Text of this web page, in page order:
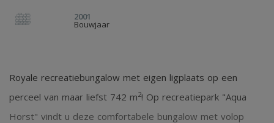
2001
Bouwjaar
Royale recreatiebungalow met eigen ligplaats op een
perceel van maar liefst 742 m2! Op recreatiepark "Aqua
Horst" vindt u deze comfortabele bungalow met volop